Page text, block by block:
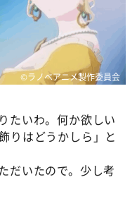
©ラノベアニメ製作委員会
たいわ。何か欲しい
りはどうかしら」と
だいたので。少し考